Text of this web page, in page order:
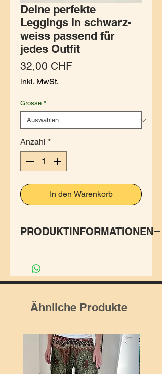
Deine perfekte
Leggings in schwarz-
weiss passend für
jedes Outfit
32,00 CHFPreis
inkl. MwSt.
Grösse *
Anzahl *
In den Warenkorb
PRODUKTINFORMATIONEN
ein entspannter Tag – diese
hautenge Leggings schenkt
Bewegungsfreiheit. Der
Rayon-Stoff sorgt für ein
angenehmes Tragegefühl,
während Spandex Elastizität
Ähnliche Produkte